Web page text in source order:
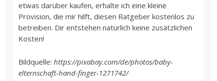
etwas darüber kaufen, erhalte ich eine kleine
Provision, die mir hilft, diesen Ratgeber kostenlos zu
betreiben. Dir entstehen natürlich keine zusätzlichen
Kosten!
Bildquelle:https://pixabay.com/de/photos/baby-
elternschaft-hand-finger-1271742/